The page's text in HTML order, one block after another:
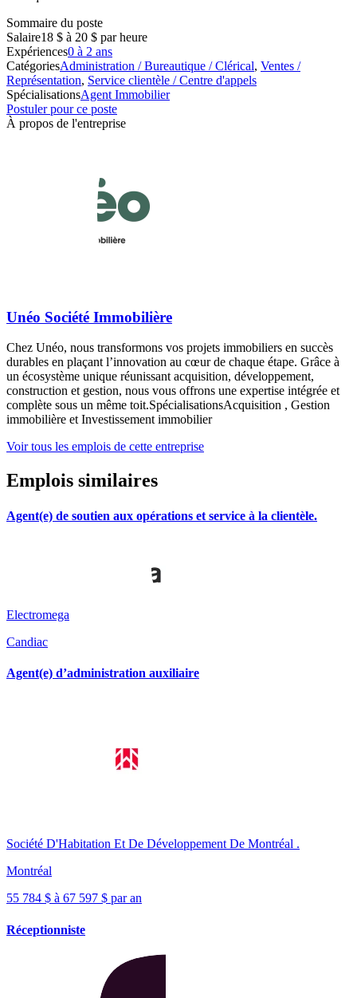
Sommaire du poste
Salaire18 $ à 20 $ par heure
Expériences0 à 2 ans
CatégoriesAdministration / Bureautique / Clérical, Ventes /
Représentation, Service clientèle / Centre d'appels
SpécialisationsAgent Immobilier
Postuler pour ce poste
À propos de l'entreprise
Unéo Société Immobilière
Chez Unéo, nous transformons vos projets immobiliers en succès
durables en plaçant l’innovation au cœur de chaque étape. Grâce à
un écosystème unique réunissant acquisition, développement,
construction et gestion, nous vous offrons une expertise intégrée et
complète sous un même toit.SpécialisationsAcquisition , Gestion
immobilière et Investissement immobilier
Voir tous les emplois de cette entreprise
Emplois similaires
Agent(e) de soutien aux opérations et service à la clientèle.
Electromega
Candiac
Agent(e) d’administration auxiliaire
Société D'Habitation Et De Développement De Montréal .
Montréal
55 784 $ à 67 597 $ par an
Réceptionniste